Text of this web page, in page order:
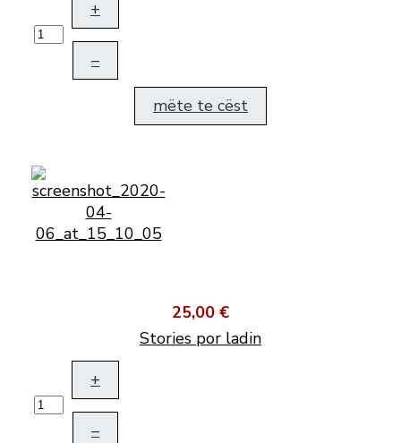
+
–
mëte te cëst
25,00 €
Stories por ladin
+
–